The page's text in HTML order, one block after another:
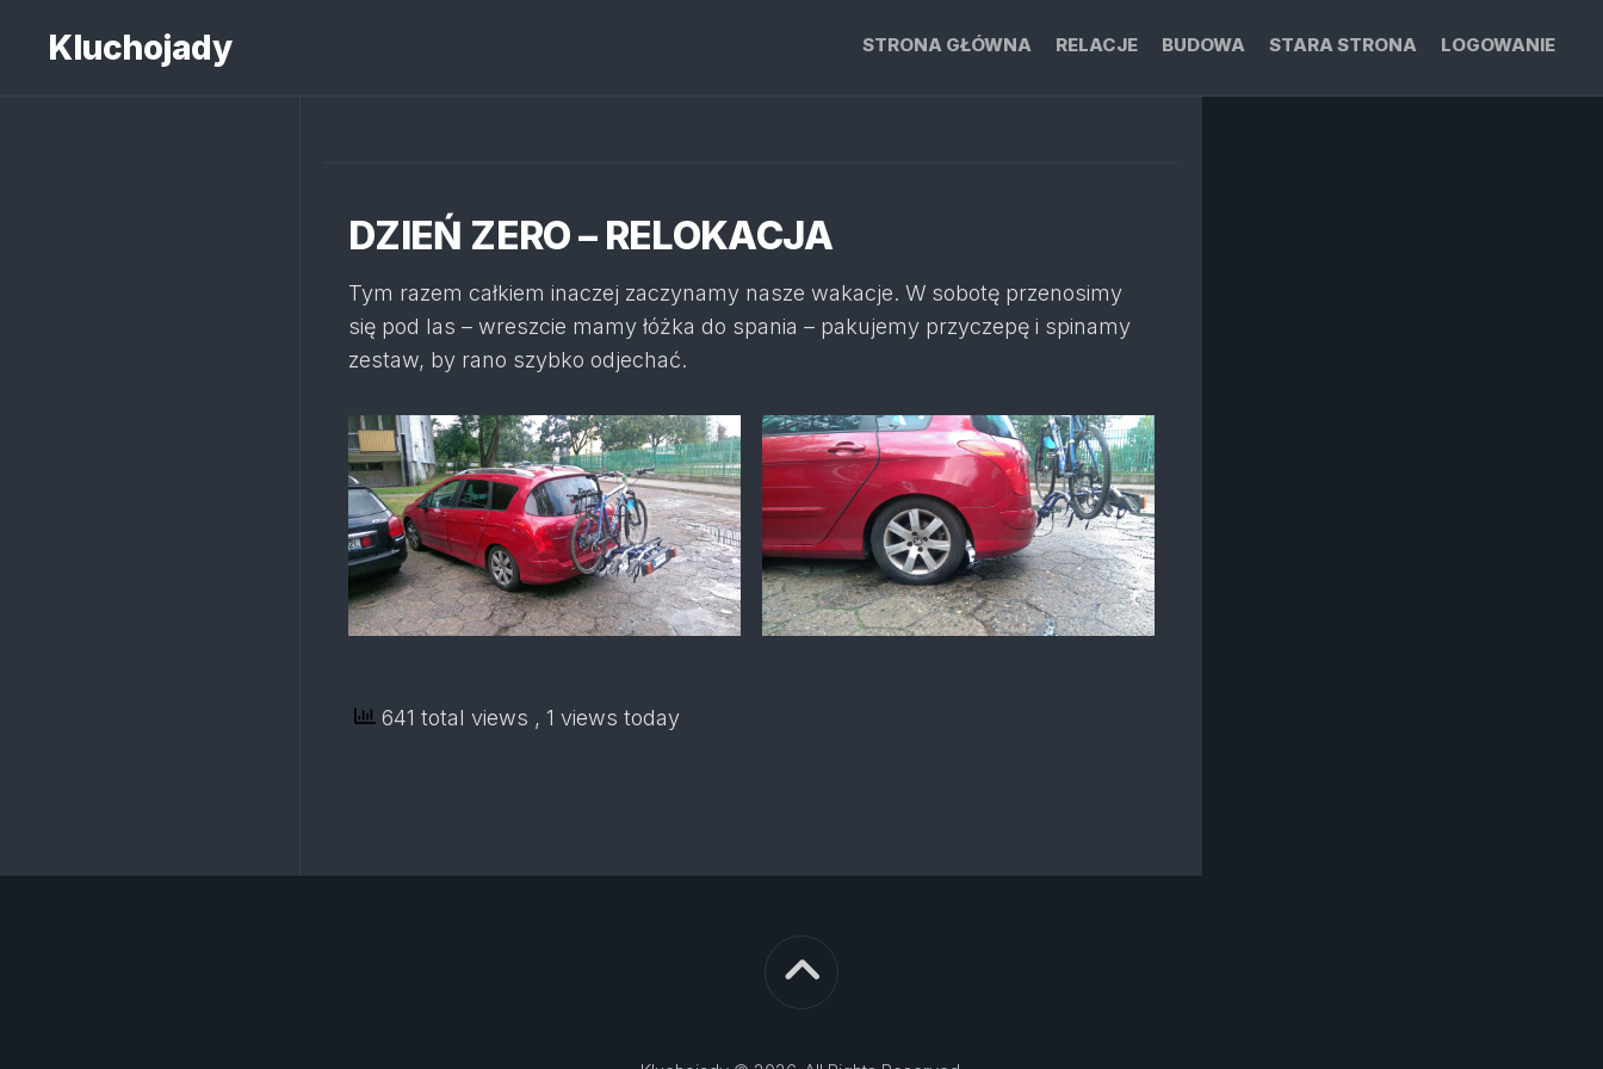
contentKluchojady STRONA GŁÓWNA RELACJE BUDOWA STARA STRONA LOGOWANIE
DZIEŃ ZERO – RELOKACJA
Tym razem całkiem inaczej zaczynamy nasze wakacje. W sobotę przenosimy
się pod las – wreszcie mamy łóżka do spania – pakujemy przyczepę i spinamy
zestaw, by rano szybko odjechać.
641 total views , 1 views today